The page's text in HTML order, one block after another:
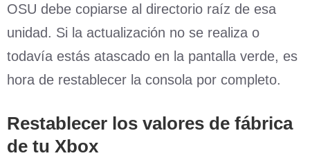
OSU debe copiarse al directorio raíz de esa
unidad. Si la actualización no se realiza o
todavía estás atascado en la pantalla verde, es
hora de restablecer la consola por completo.
Restablecer los valores de fábrica
de tu Xbox